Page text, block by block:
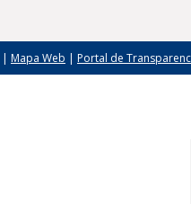
| Mapa Web | Portal de